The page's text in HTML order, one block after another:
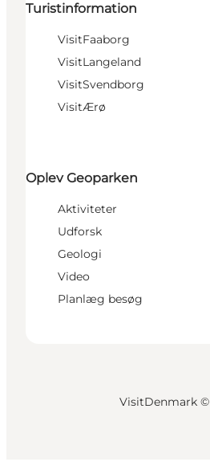
Turistinformation
VisitFaaborg
VisitLangeland
VisitSvendborg
VisitÆrø
Oplev Geoparken
Aktiviteter
Udforsk
Geologi
Video
Planlæg besøg
VisitDenmark ©